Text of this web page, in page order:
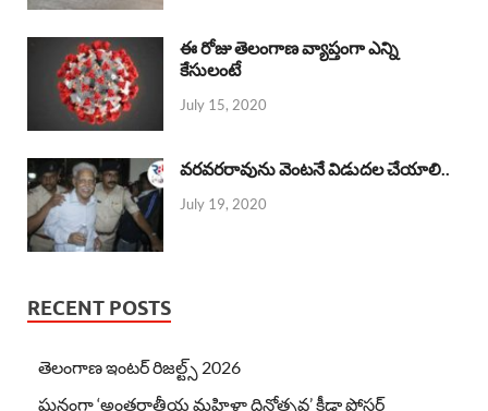
ఈ రోజు తెలంగాణ వ్యాప్తంగా ఎన్ని
కేసులంటే
July 15, 2020
వరవరరావును వెంటనే విడుదల చేయాలి..
July 19, 2020
RECENT POSTS
తెలంగాణ ఇంటర్ రిజల్ట్స్ 2026
ఘనంగా ‘అంతర్జాతీయ మహిళా దినోత్సవ’ క్రీడా పోస్టర్